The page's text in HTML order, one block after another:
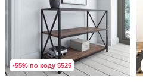
-55% по коду 5525